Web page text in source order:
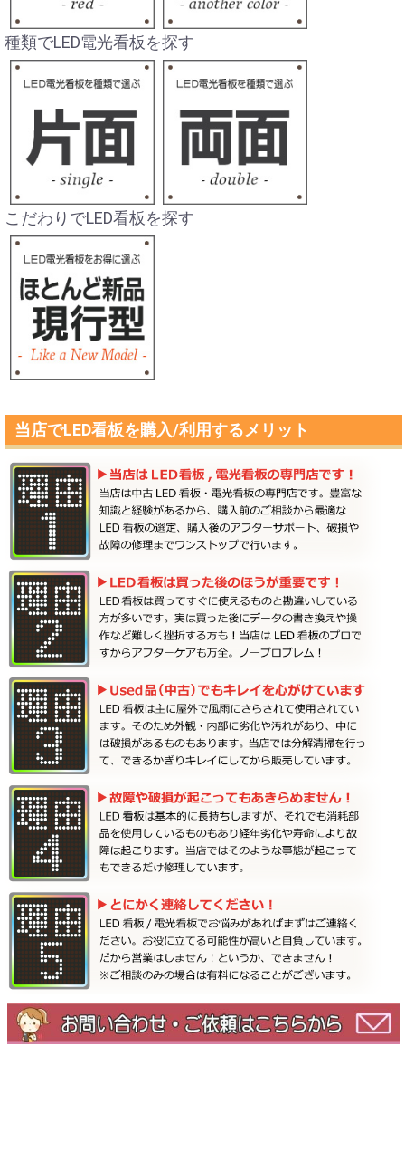
種類でLED電光看板を探す
こだわりでLED看板を探す
当店でLED看板を購入/利用するメリット